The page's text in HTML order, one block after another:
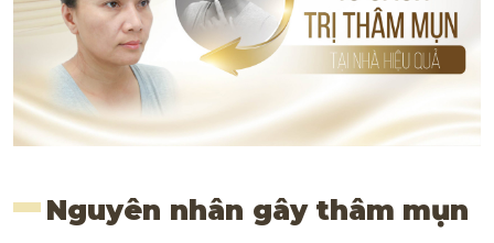
Nguyên nhân gây thâm mụn